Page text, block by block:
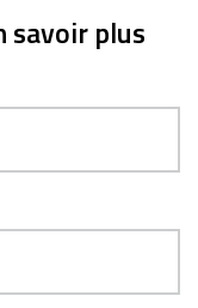
savoir plus